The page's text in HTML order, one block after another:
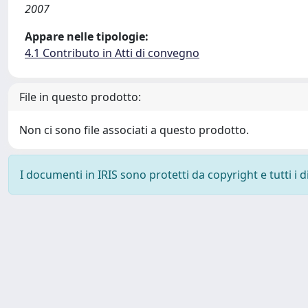
2007
Appare nelle tipologie:
4.1 Contributo in Atti di convegno
File in questo prodotto:
Non ci sono file associati a questo prodotto.
I documenti in IRIS sono protetti da copyright e tutti i